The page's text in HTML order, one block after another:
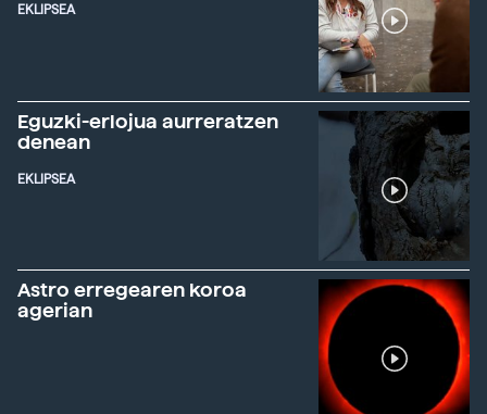
EKLIPSEA
Eguzki-erlojua aurreratzen
denean
EKLIPSEA
Astro erregearen koroa
agerian